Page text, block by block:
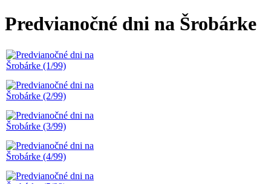
Predvianočné dni na Šrobárke